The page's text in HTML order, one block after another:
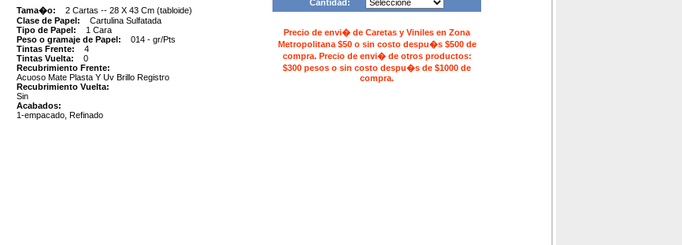
Tama�o: 2 Cartas -- 28 X 43 Cm (tabloide)
Clase de Papel: Cartulina Sulfatada
Tipo de Papel: 1 Cara
Peso o gramaje de Papel: 014 - gr/Pts
Tintas Frente: 4
Tintas Vuelta: 0
Recubrimiento Frente:
Acuoso Mate Plasta Y Uv Brillo Registro
Recubrimiento Vuelta:
Sin
Acabados:
1-empacado, Refinado
Cantidad:
Precio de envi� de Caretas y Viniles en Zona
Metropolitana $50 o sin costo despu�s $500 de
compra. Precio de envi� de otros productos:
$300 pesos o sin costo despu�s de $1000 de
compra.